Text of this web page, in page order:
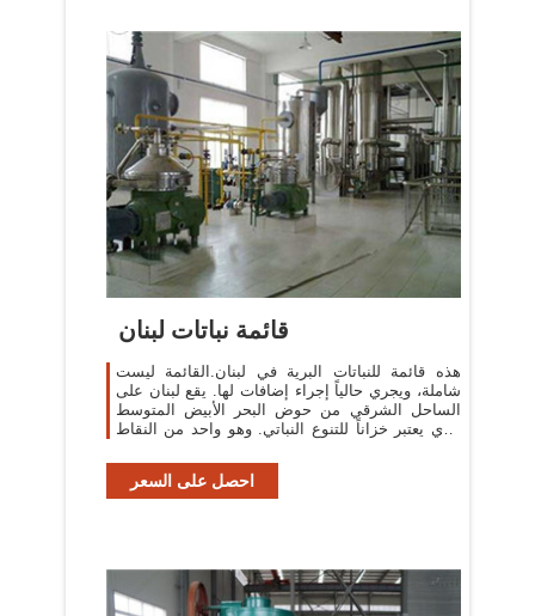
قائمة نباتات لبنان
هذه قائمة للنباتات البرية في لبنان.القائمة ليست
شاملة، ويجري حالياً إجراء إضافات لها. يقع لبنان على
الساحل الشرقي من حوض البحر الأبيض المتوسط
الذي يعتبر خزاناً للتنوع النباتي. وهو واحد من النقاط
احصل على السعر